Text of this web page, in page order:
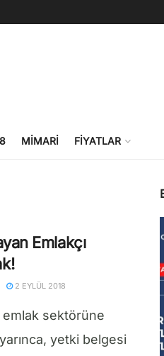
MIMARI FIYATLAR
Emlakçı
2 EYLÜL 2018
sektörüne
yetki belgesi